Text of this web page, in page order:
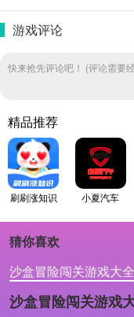
游戏评论
快来抢先评论吧！ (评论需要
精品推荐
刷刷涨知识 小夏汽车
猜你喜欢
沙盒冒险闯关游戏大全
卡通风格的冒险闯关类游戏
沙盒冒险闯关游戏